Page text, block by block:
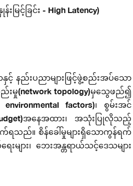
ြင့်ခြင်း - High Latency)
နည်းပညာများဖြင့်ဖွဲ့စည်းအပ်သော
းမှု(network topology)မှသွေဖည်၍
factors)၊ စွမ်းအင်
အနေအထား၊ အသုံးပြုလိုသည့်
သည်။ စိန်ခေါ်မှုများရှိသောကွန်ရက်
းများ၊ ဘေးအန္တရာယ်သင့်ဒေသများ